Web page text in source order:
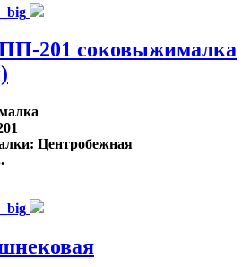
201 соковыжималка
: Центробежная